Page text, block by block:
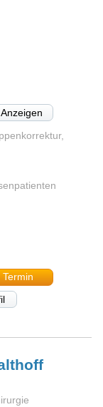
Anzeigen
Termin